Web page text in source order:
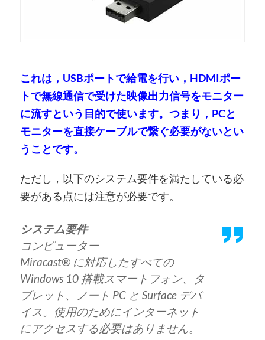
これは，USBポートで給電を行い，HDMIポー
トで無線通信で受けた映像出力信号をモニター
に流すという目的で使います。つまり，PCと
モニターを直接ケーブルで繋ぐ必要がないとい
うことです。
ただし，以下のシステム要件を満たしている必
要がある点には注意が必要です。
システム要件
コンピューター
Miracast® に対応したすべての
Windows 10 搭載スマートフォン、タ
ブレット、ノート PC と Surface デバ
イス。使用のためにインターネット
にアクセスする必要はありません。